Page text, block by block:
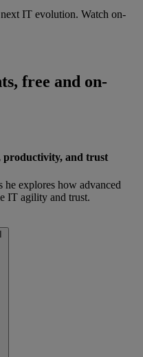
IT evolution. Watch on-
free and on-
productivity, and trust
explores how advanced
IT agility and trust.